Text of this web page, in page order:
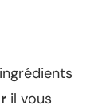
il vous